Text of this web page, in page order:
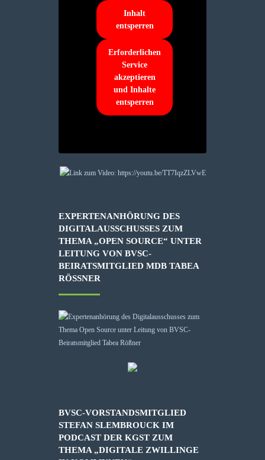
Inhalt
entsperren
Erforderlichen
Service
akzeptieren
und Inhalte
entsperren
EXPERTENANHÖRUNG DES
DIGITALAUSSCHUSSES ZUM
THEMA „OPEN SOURCE“ UNTER
LEITUNG VON BVSC-
BEIRATSMITGLIED MDB TABEA
RÖSSNER
BVSC-VORSTANDSMITGLIED
STEFAN SLEMBROUCK IM
PODCAST DER KGST ZUM
THEMA „DIGITALE ZWILLINGE